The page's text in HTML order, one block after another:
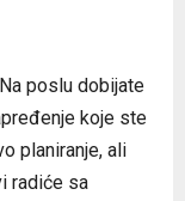
poslu dobijate
koje ste
planiranje, ali
radiće sa